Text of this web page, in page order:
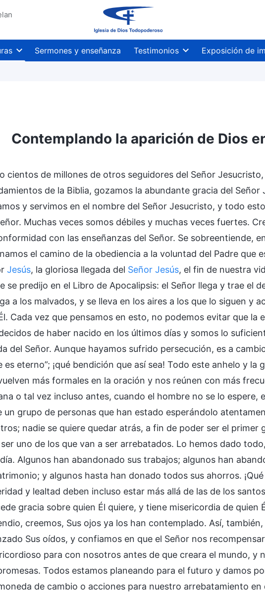
Sermones y enseñanza Testimonios Exposición de
Contemplando la aparición de Dios
cientos de millones de otros seguidores del Señor
de la Biblia, gozamos la abundante gracia del
y servimos en el nombre del Señor Jesucristo, y todo
Muchas veces somos débiles y muchas veces fuertes.
con las enseñanzas del Señor. Se sobreentiende,
el camino de la obediencia a la voluntad del Padre que
Jesús, la gloriosa llegada del Señor Jesús, el fin de nuestra
se predijo en el Libro de Apocalipsis: el Señor llega y trae el
a los malvados, y se lleva en los aires a los que lo siguen y
Cada vez que pensamos en esto, no podemos evitar que la
de haber nacido en los últimos días y somos lo
del Señor. Aunque hayamos sufrido persecución, es a
es eterno”; ¡qué bendición que así sea! Todo este anhelo y
más formales en la oración y nos reúnen con más
o tal vez incluso antes, cuando el hombre no se lo espere,
un grupo de personas que han estado esperándolo
nadie se quiere quedar atrás, a fin de poder ser el primer
uno de los que van a ser arrebatados. Lo hemos dado
Algunos han abandonado sus trabajos; algunos han
y algunos hasta han donado todos sus ahorros.
y lealtad deben incluso estar más allá de las de los
gracia sobre quien Él quiere, y tiene misericordia de quien
creemos, Sus ojos ya los han contemplado. Así,
Sus oídos, y confiamos en que el Señor nos
para con nosotros antes de que creara el mundo, y
Todos estamos planeando para el futuro y damos
de cambio o acciones para nuestro arrebatamiento